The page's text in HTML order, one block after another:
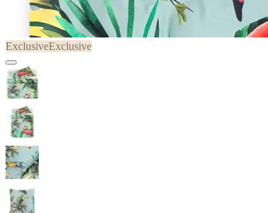
ExclusiveExclusive